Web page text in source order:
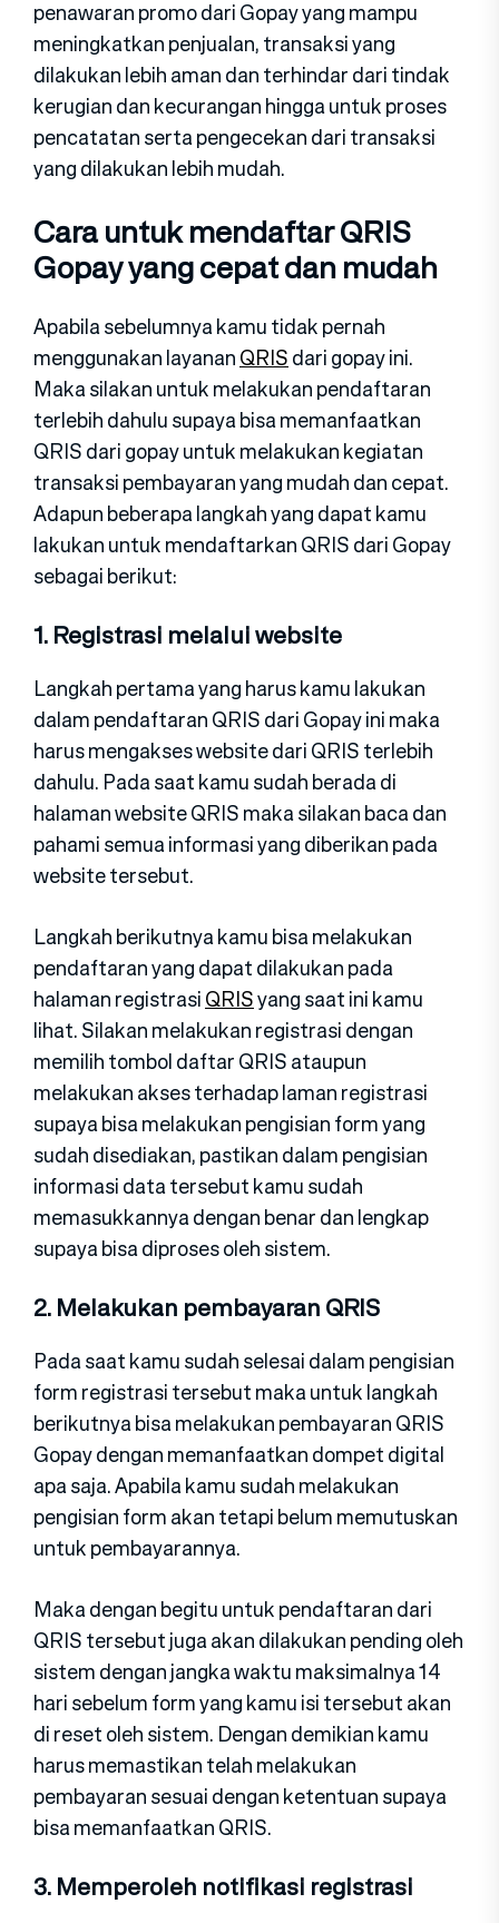
penawaran promo dari Gopay yang mampu
meningkatkan penjualan, transaksi yang
dilakukan lebih aman dan terhindar dari tindak
kerugian dan kecurangan hingga untuk proses
pencatatan serta pengecekan dari transaksi
yang dilakukan lebih mudah.
Cara untuk mendaftar QRIS
Gopay yang cepat dan mudah
Apabila sebelumnya kamu tidak pernah
menggunakan layananQRISdari gopay ini.
Maka silakan untuk melakukan pendaftaran
terlebih dahulu supaya bisa memanfaatkan
QRIS dari gopay untuk melakukan kegiatan
transaksi pembayaran yang mudah dan cepat.
Adapun beberapa langkah yang dapat kamu
lakukan untuk mendaftarkan QRIS dari Gopay
sebagai berikut:
1. Registrasi melalui website
Langkah pertama yang harus kamu lakukan
dalam pendaftaran QRIS dari Gopay ini maka
harus mengakses website dari QRIS terlebih
dahulu. Pada saat kamu sudah berada di
halaman website QRIS maka silakan baca dan
pahami semua informasi yang diberikan pada
website tersebut.
Langkah berikutnya kamu bisa melakukan
pendaftaran yang dapat dilakukan pada
halaman registrasiQRISyang saat ini kamu
lihat. Silakan melakukan registrasi dengan
memilih tombol daftar QRIS ataupun
melakukan akses terhadap laman registrasi
supaya bisa melakukan pengisian form yang
sudah disediakan, pastikan dalam pengisian
informasi data tersebut kamu sudah
memasukkannya dengan benar dan lengkap
supaya bisa diproses oleh sistem.
2. Melakukan pembayaran QRIS
Pada saat kamu sudah selesai dalam pengisian
form registrasi tersebut maka untuk langkah
berikutnya bisa melakukan pembayaran QRIS
Gopay dengan memanfaatkan dompet digital
apa saja. Apabila kamu sudah melakukan
pengisian form akan tetapi belum memutuskan
untuk pembayarannya.
Maka dengan begitu untuk pendaftaran dari
QRIS tersebut juga akan dilakukan pending oleh
sistem dengan jangka waktu maksimalnya 14
hari sebelum form yang kamu isi tersebut akan
di reset oleh sistem. Dengan demikian kamu
harus memastikan telah melakukan
pembayaran sesuai dengan ketentuan supaya
bisa memanfaatkan QRIS.
3. Memperoleh notifikasi registrasi